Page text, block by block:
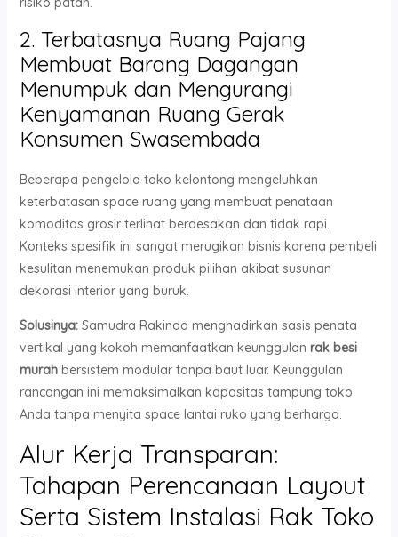
2. Terbatasnya Ruang Pajang
Membuat Barang Dagangan
Menumpuk dan Mengurangi
Kenyamanan Ruang Gerak
Konsumen Swasembada
Beberapa pengelola toko kelontong mengeluhkan
keterbatasan space ruang yang membuat penataan
komoditas grosir terlihat berdesakan dan tidak rapi.
Konteks spesifik ini sangat merugikan bisnis karena pembeli
kesulitan menemukan produk pilihan akibat susunan
dekorasi interior yang buruk.
Solusinya:Samudra Rakindo menghadirkan sasis penata
vertikal yang kokoh memanfaatkan keunggulan rak besi
murahbersistem modular tanpa baut luar. Keunggulan
rancangan ini memaksimalkan kapasitas tampung toko
Anda tanpa menyita space lantai ruko yang berharga.
Alur Kerja Transparan:
Tahapan Perencanaan Layout
Serta Sistem Instalasi Rak Toko